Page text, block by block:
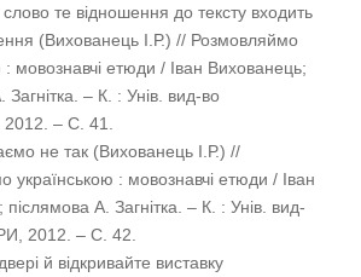
те відношення до тексту входить
(Вихованець І.Р.) // Розмовляймо
: мовознавчі етюди / Іван Вихованець;
Загнітка. – К. : Унів. вид-во
– С. 41.
не так (Вихованець І.Р.) //
українською : мовознавчі етюди / Іван
А. Загнітка. – К. : Унів. вид-
2012. – С. 42.
й відкривайте виставку